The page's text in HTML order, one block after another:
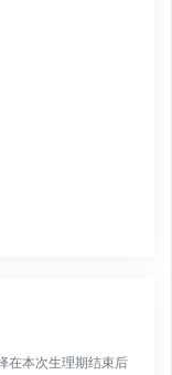
在本次生理期结束后